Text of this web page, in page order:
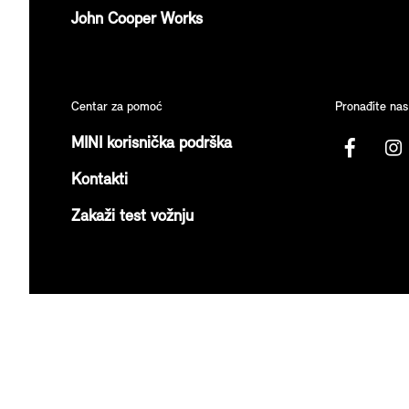
John Cooper Works
Centar za pomoć
MINI korisnička podrška
Kontakti
Zakaži test vožnju
Pronađite